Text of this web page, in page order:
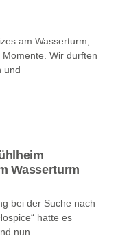
am Wasserturm,
Wir durften
und
Wasserturm
bei der Suche nach
hatte es
nun